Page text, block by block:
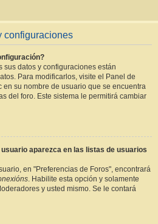
configuraciones
sus datos y configuraciones están
Para modificarlos, visite el Panel de
su nombre de usuario que se encuentra
del foro. Este sistema le permitirá cambiar
aparezca en las listas de usuarios
en "Preferencias de Foros", encontrará
. Habilite esta opción y solamente
y usted mismo. Se le contará